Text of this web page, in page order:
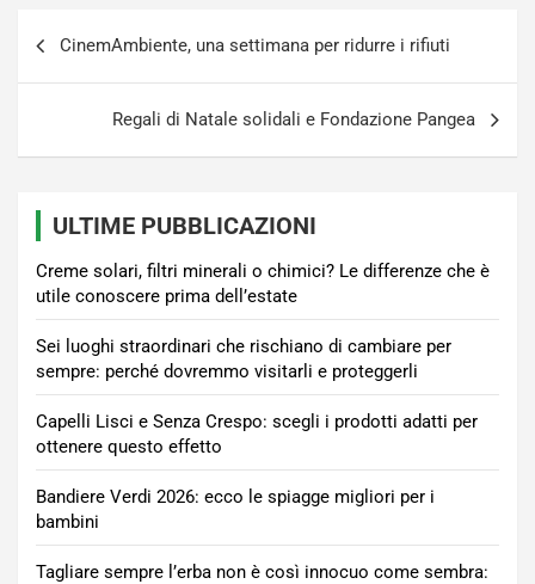
CinemAmbiente, una settimana per ridurre i rifiuti
Regali di Natale solidali e Fondazione Pangea
ULTIME PUBBLICAZIONI
Creme solari, filtri minerali o chimici? Le differenze che è
utile conoscere prima dell’estate
Sei luoghi straordinari che rischiano di cambiare per
sempre: perché dovremmo visitarli e proteggerli
Capelli Lisci e Senza Crespo: scegli i prodotti adatti per
ottenere questo effetto
Bandiere Verdi 2026: ecco le spiagge migliori per i
bambini
Tagliare sempre l’erba non è così innocuo come sembra: